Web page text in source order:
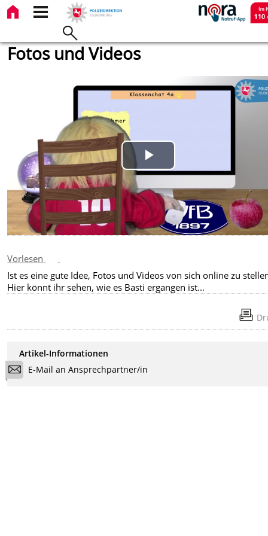
Fotos und Videos
Play
Video
Vorlesen
Ist es eine gute Idee, Fotos und Videos von sich online zu
Hier könnt ihr sehen, wie es Basti ergangen ist...
Artikel-Informationen
E-Mail an Ansprechpartner/in